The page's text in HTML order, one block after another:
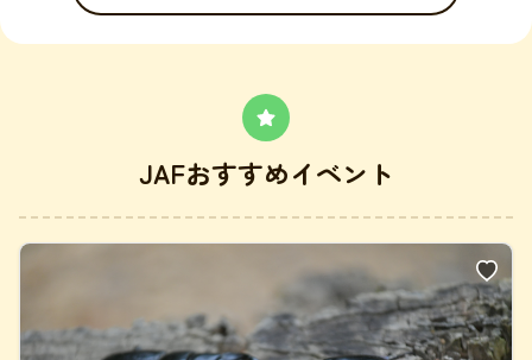
JAFおすすめイベント